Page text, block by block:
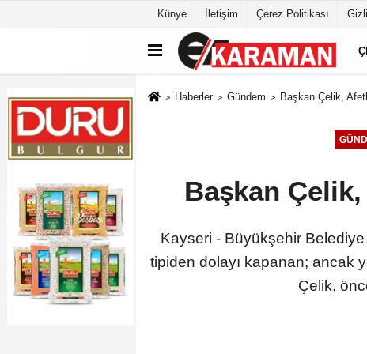
Künye İletişim Çerez Politikası
Haberler Gündem Başkan Çelik,
Başkan
Kayseri - Büyükşehir
tipiden dolayı kapanan; ancak
Çelik,